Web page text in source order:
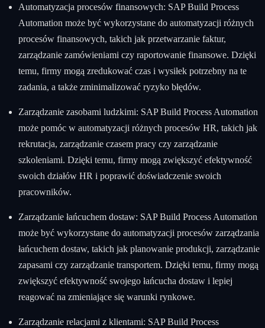
Automatyzacja procesów finansowych: SAP Build Process
Automation może być wykorzystane do automatyzacji różnych
procesów finansowych, takich jak przetwarzanie faktur,
zarządzanie zamówieniami czy raportowanie finansowe. Dzięki
temu, firmy mogą zredukować czas i wysiłek potrzebny na te
zadania, a także zminimalizować ryzyko błędów.
Zarządzanie zasobami ludzkimi: SAP Build Process Automation
może pomóc w automatyzacji różnych procesów HR, takich jak
rekrutacja, zarządzanie czasem pracy czy zarządzanie
szkoleniami. Dzięki temu, firmy mogą zwiększyć efektywność
swoich działów HR i poprawić doświadczenie swoich
pracowników.
Zarządzanie łańcuchem dostaw: SAP Build Process Automation
może być wykorzystane do automatyzacji procesów zarządzania
łańcuchem dostaw, takich jak planowanie produkcji, zarządzanie
zapasami czy zarządzanie transportem. Dzięki temu, firmy mogą
zwiększyć efektywność swojego łańcucha dostaw i lepiej
reagować na zmieniające się warunki rynkowe.
Zarządzanie relacjami z klientami: SAP Build Process